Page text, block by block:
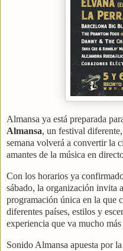
Almansa ya está preparada
Almansa, un festival
semana volverá a convertir la
amantes de la música en
Con los horarios ya
sábado, la organización invita
programación única en la que
diferentes países, estilos y
experiencia que va mucho
Sonido Almansa apuesta por